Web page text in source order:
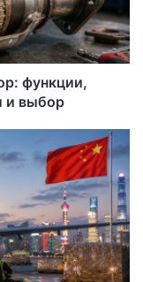
функции,
и выбор